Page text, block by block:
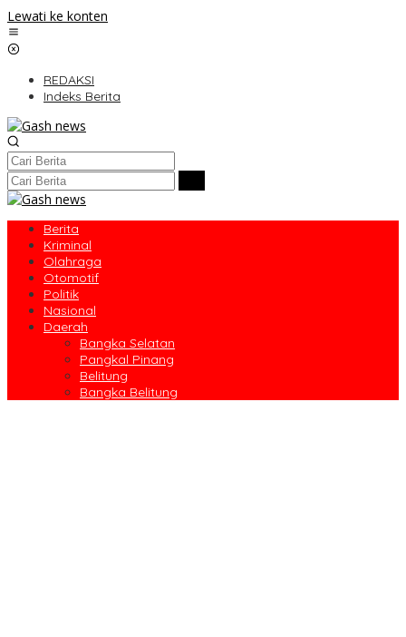
Lewati ke konten
REDAKSI
Indeks Berita
Berita
Kriminal
Olahraga
Otomotif
Politik
Nasional
Daerah
Bangka Selatan
Pangkal Pinang
Belitung
Bangka Belitung